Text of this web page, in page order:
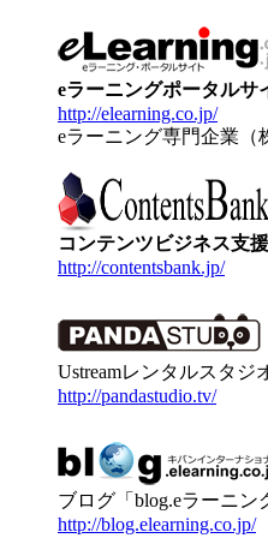
eラーニングポータルサ
http://elearning.co.jp/
eラーニング専門企業（
コンテンツビジネス支
http://contentsbank.jp/
Ustreamレンタルスタジ
http://pandastudio.tv/
ブログ「blog.eラーニン
http://blog.elearning.co.jp/